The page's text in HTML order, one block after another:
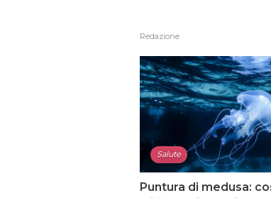
Redazione
Salute
Puntura di medusa: